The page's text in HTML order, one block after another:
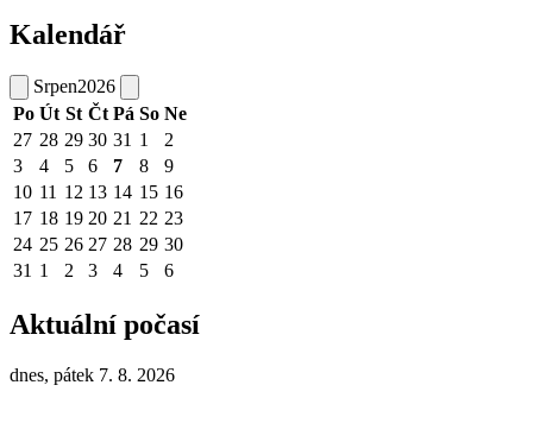
Kalendář
Srpen2026
Po Út St Čt Pá So Ne
27 28 29 30 31 1
2
3
4 5 6 7 8
9
10 11 12 13 14 15 16
17 18 19 20 21 22 23
24 25 26 27 28 29 30
31 1 2 3 4 5 6
Aktuální počasí
dnes, pátek 7. 8. 2026